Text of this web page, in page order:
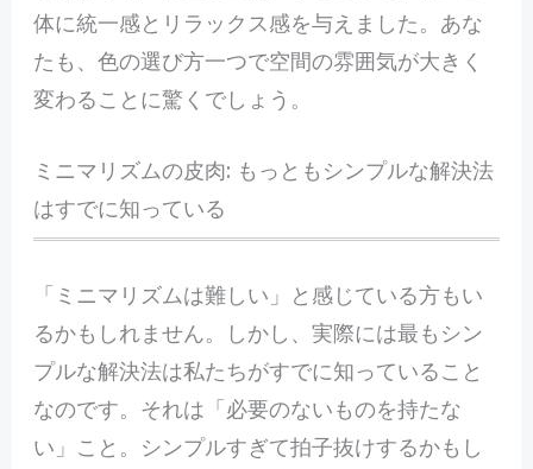
体に統一感とリラックス感を与えました。あな
たも、色の選び方一つで空間の雰囲気が大きく
変わることに驚くでしょう。
ミニマリズムの皮肉: もっともシンプルな解決法
はすでに知っている
「ミニマリズムは難しい」と感じている方もい
るかもしれません。しかし、実際には最もシン
プルな解決法は私たちがすでに知っていること
なのです。それは「必要のないものを持たな
い」こと。シンプルすぎて拍子抜けするかもし